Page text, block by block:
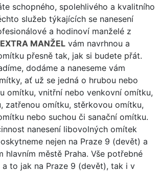
schopného, spolehlivého a kvalitního
služeb týkajících se nanesení
a hodinoví manželé z
EXTRA MANŽEL vám navrhnou a
přesně tak, jak si budete přát.
dodáme a naneseme vám
ať už se jedná o hrubou nebo
omítku, vnitřní nebo venkovní omítku,
zatřenou omítku, stěrkovou omítku,
nebo suchou či sanační omítku.
nanesení libovolných omítek
nejen na Praze 9 (devět) a
hlavním městě Praha. Vše potřebné
a to jak na Praze 9 (devět), tak i v